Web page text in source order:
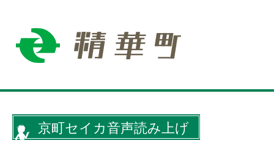
京町セイカ音声読み上げ